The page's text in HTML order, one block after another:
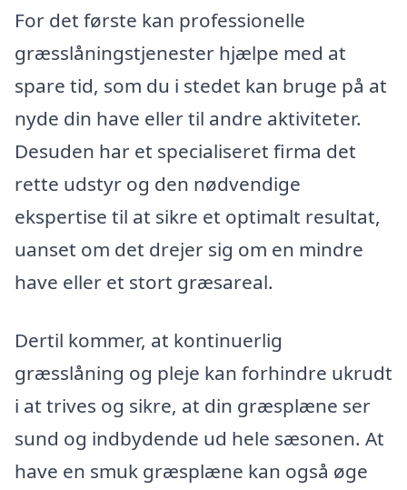
For det første kan professionelle
græsslåningstjenester hjælpe med at
spare tid, som du i stedet kan bruge på at
nyde din have eller til andre aktiviteter.
Desuden har et specialiseret firma det
rette udstyr og den nødvendige
ekspertise til at sikre et optimalt resultat,
uanset om det drejer sig om en mindre
have eller et stort græsareal.
Dertil kommer, at kontinuerlig
græsslåning og pleje kan forhindre ukrudt
i at trives og sikre, at din græsplæne ser
sund og indbydende ud hele sæsonen. At
have en smuk græsplæne kan også øge